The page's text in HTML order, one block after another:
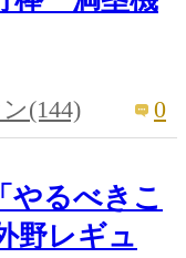
(144) 0
やるべきこ
野レギュ